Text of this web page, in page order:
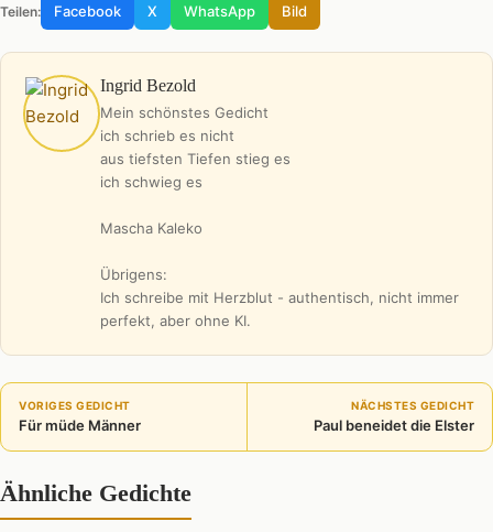
Teilen: Facebook X WhatsApp Bild
Ingrid Bezold
Mein schönstes Gedicht
ich schrieb es nicht
aus tiefsten Tiefen stieg es
ich schwieg es
Mascha Kaleko
Übrigens:
Ich schreibe mit Herzblut - authentisch, nicht immer
perfekt, aber ohne KI.
VORIGES GEDICHT
Für müde Männer
NÄCHSTES GEDICHT
Paul beneidet die Elster
Ähnliche Gedichte